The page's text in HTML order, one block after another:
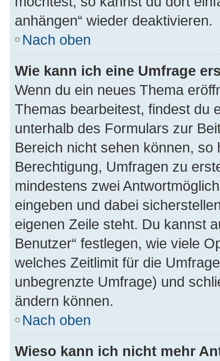
anhängen“ wieder deaktivieren.
Nach oben
Wie kann ich eine Umfrage
Wenn du ein neues Thema
Themas bearbeitest, findest du
unterhalb des Formulars zur
Bereich nicht sehen können,
Berechtigung, Umfragen zu
mindestens zwei
eingeben und dabei
eigenen Zeile steht. Du kannst
Benutzer“ festlegen, wie viele
welches Zeitlimit für die
unbegrenzte Umfrage) und
ändern können.
Nach oben
Wieso kann ich nicht mehr